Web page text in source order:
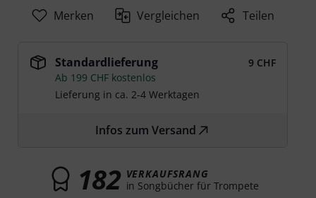
Merken Vergleichen Teilen
Standardlieferung
9 CHF
Ab 199 CHF kostenlos
Lieferung in ca. 2-4 Werktagen
Infos zum Versand
182 VERKAUFSRANG
in Songbücher für Trompete